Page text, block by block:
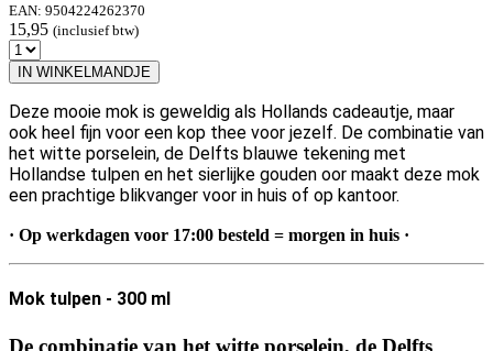
EAN: 9504224262370
15,95 (inclusief btw)
IN WINKELMANDJE
Deze mooie mok is geweldig als Hollands cadeautje, maar
ook heel fijn voor een kop thee voor jezelf. De combinatie van
het witte porselein, de Delfts blauwe tekening met
Hollandse tulpen en het sierlijke gouden oor maakt deze mok
een prachtige blikvanger voor in huis of op kantoor.
· Op werkdagen voor 17:00 besteld = morgen in huis ·
Mok tulpen - 300 ml
De combinatie van het witte porselein, de Delfts